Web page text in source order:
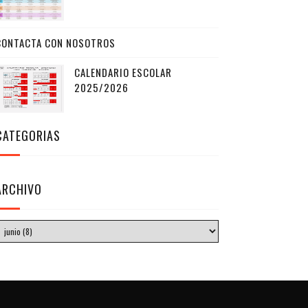
CON NOSOTROS
CALENDARIO ESCOLAR
2025/2026